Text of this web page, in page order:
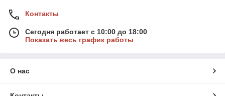
Контакты
Сегодня работает с 10:00 до 18:00
Показать весь график работы
О нас